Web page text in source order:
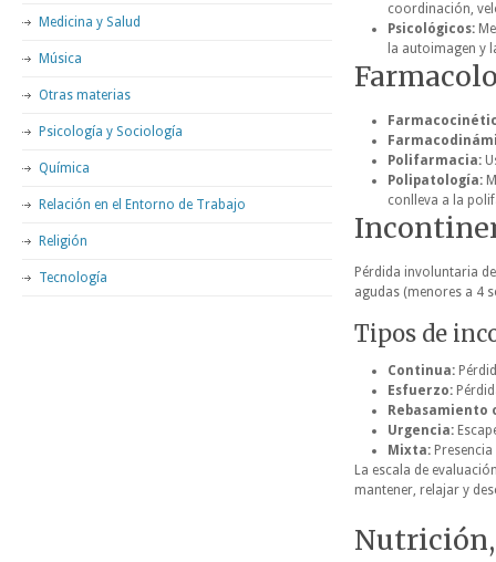
coordinación,
Psicológicos:
la autoimagen y
Polifarmacia:
Polipatología:
conlleva a la
Pérdida involuntaria
agudas (menores a 4
Tipos de
Continua:
Esfuerzo:
Rebasamiento
Urgencia:
Mixta:
La escala de
mantener, relajar y
Medicina y Salud
Música
Otras materias
Psicología y Sociología
Química
Relación en el Entorno de Trabajo
Religión
Tecnología